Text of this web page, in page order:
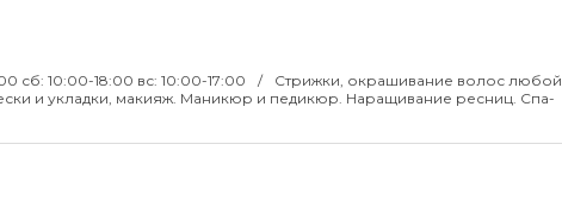
сб: 10:00-18:00 вс: 10:00-17:00
Стрижки, окрашивание волос любой
и укладки, макияж. Маникюр и педикюр. Наращивание ресниц. Спа-